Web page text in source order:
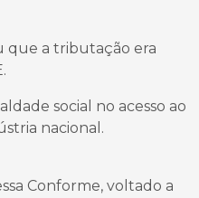
que a tributação era
social no acesso ao
nacional.
Conforme, voltado a